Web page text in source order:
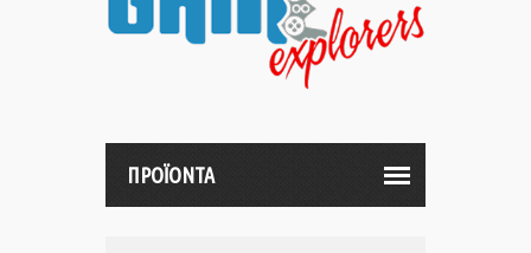
μου
ΠΡΟΪΟΝΤΑ